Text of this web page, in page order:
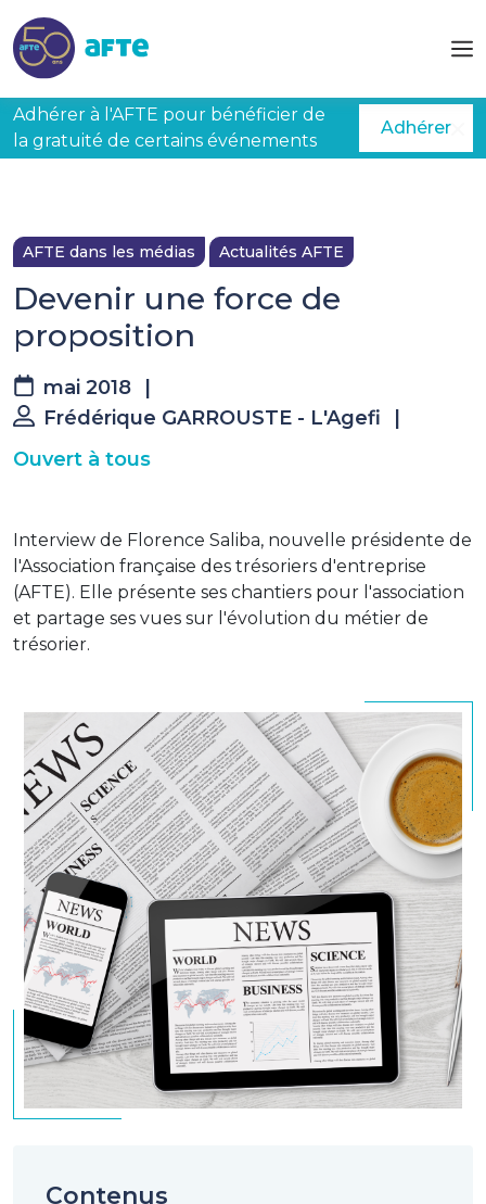
Adhérer à l'AFTE pour bénéficier de
la gratuité de certains événements
Adhérer
AFTE dans les médias Actualités AFTE
Devenir une force de
proposition
mai 2018
Frédérique GARROUSTE - L'Agefi
Ouvert à tous
Interview de Florence Saliba, nouvelle présidente de
l'Association française des trésoriers d'entreprise
(AFTE). Elle présente ses chantiers pour l'association
et partage ses vues sur l'évolution du métier de
trésorier.
Contenus